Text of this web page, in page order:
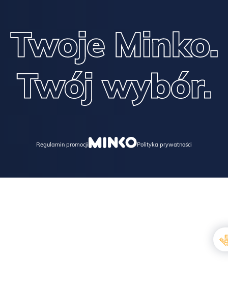
Regulamin promocji Polityka prywatności